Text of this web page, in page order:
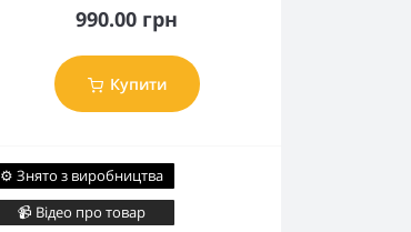
990.00 грн
Купити
⚙️ Знято з виробництва
📹 Відео про товар